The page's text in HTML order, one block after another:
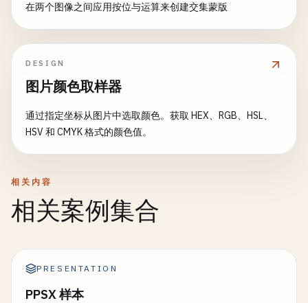
在两个图像之间应用按位与运算来创建交集蒙版
DESIGN
图片颜色取样器
通过指定坐标从图片中选取颜色。获取 HEX、RGB、HSL、
HSV 和 CMYK 格式的颜色值。
相关内容
相关案例集合
PRESENTATION
PPSX 样本